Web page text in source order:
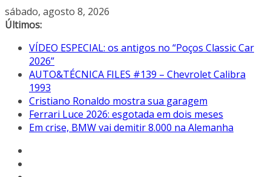
Pular
para
conteúdo
sábado, agosto 8, 2026
Últimos:
VÍDEO ESPECIAL: os antigos no “Poços Classic Car
2026”
AUTO&TÉCNICA FILES #139 – Chevrolet Calibra
1993
Cristiano Ronaldo mostra sua garagem
Ferrari Luce 2026: esgotada em dois meses
Em crise, BMW vai demitir 8.000 na Alemanha